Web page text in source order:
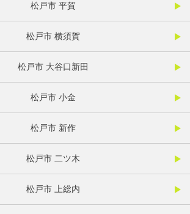
松戸市 平賀
松戸市 横須賀
松戸市 大谷口新田
松戸市 小金
松戸市 新作
松戸市 二ツ木
松戸市 上総内